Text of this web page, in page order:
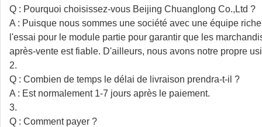
Q : Pourquoi choisissez-vous Beijing Chuanglong Co.,Ltd ?
A : Puisque nous sommes une société avec une équipe
l'essai pour le module partie pour garantir que les
après-vente est fiable. D'ailleurs, nous avons notre propre
2.
Q : Combien de temps le délai de livraison prendra-t-il ?
A : Est normalement 1-7 jours après le paiement.
3.
Q : Comment payer ?